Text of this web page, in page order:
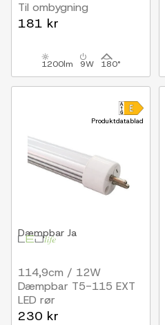
Til ombygning
181 kr
1200lm 9W 180°
Produktdatablad
Dæmpbar Ja
114,9cm / 12W
Dæmpbar T5-115 EXT
LED rør
Triac Dæmpbar
230 kr